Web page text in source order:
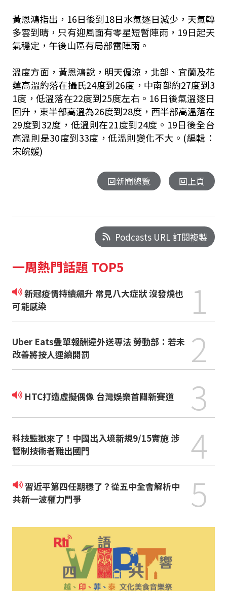
黃恩鴻指出，16日後到18日水氣逐日減少，天氣轉
多雲到晴，只有迎風面有零星短暫陣雨，19日起天
氣穩定，午後山區有局部雷陣雨。
溫度方面，黃恩鴻說，明天偏涼，北部、宜蘭及花
蓮高溫約落在攝氏24度到26度，中南部約27度到3
1度，低溫落在22度到25度左右。16日後氣溫逐日
回升，東半部高溫為26度到28度，西半部高溫落在
29度到32度，低溫則在21度到24度。19日後全台
高溫則是30度到33度，低溫則變化不大。(編輯：
宋皖媛)
回新聞總覽 回上頁
Podcasts URL 訂閱複製
一周熱門話題 TOP5
新冠疫情持續飆升 常見八大症狀 沒發燒也
可能感染
1
Uber Eats疊單報酬違外送專法 勞動部：若未
改善將按人連續開罰
2
HTC打造虛擬偶像 台灣娛樂首闢新賽道 3
科技監獄來了！中國出入境新規9/15實施 涉
管制技術者難出國門
4
習近平第四任期穩了？從五中全會解析中
共新一波權力鬥爭
5